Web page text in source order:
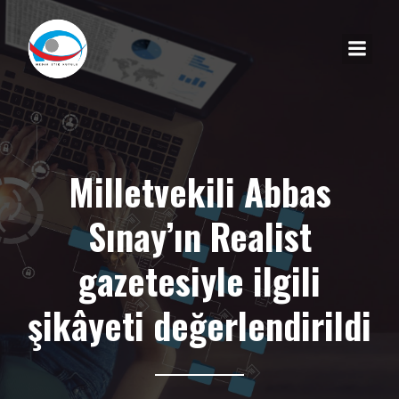
Milletvekili Abbas
Sınay’ın Realist
gazetesiyle ilgili
şikâyeti değerlendirildi